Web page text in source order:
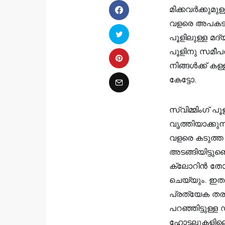
വളരെ
പൂളിലുള്ള
പൂളിനു
നിങ്ങൾക്ക്
കേട്ടോ.
സ്വിമ്മിംഗ്
വളരെ
ക്ലോറിന്‍
ചെയ്യും.
പ്രത്യേക